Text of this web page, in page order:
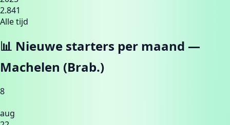
2.841
Alle tijd
📊 Nieuwe starters per maand —
Machelen (Brab.)
8
aug